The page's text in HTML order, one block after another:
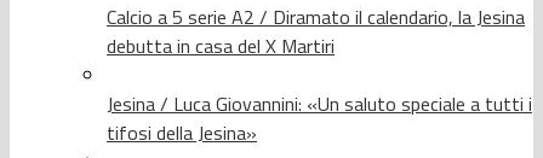
Calcio a 5 serie A2 / Diramato il calendario, la Jesina
debutta in casa del X Martiri
Jesina / Luca Giovannini: «Un saluto speciale a tutti i
tifosi della Jesina»